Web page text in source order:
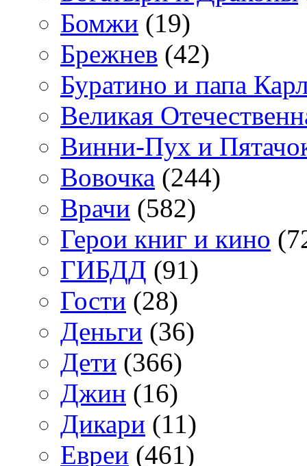
Бомжи (19)
Брежнев (42)
Буратино и папа
Великая
Винни-Пух и
Вовочка (244)
Врачи (582)
Герои книг и кино
ГИБДД (91)
Гости (28)
Деньги (36)
Дети (366)
Джин (16)
Дикари (11)
Евреи (461)